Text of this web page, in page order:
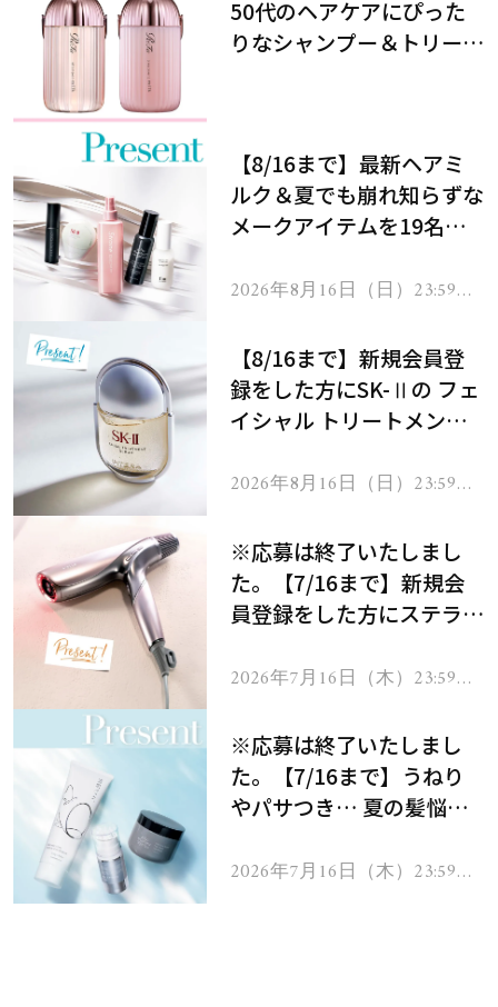
50代のヘアケアにぴった
りなシャンプー＆トリート
【8/16まで】最新ヘアミ
ルク＆夏でも崩れ知らずな
メークアイテムを19名様
2026年8月16日（日）23:59ま
【8/16まで】新規会員登
録をした方にSK-Ⅱの フェ
イシャル トリートメント
2026年8月16日（日）23:59ま
※応募は終了いたしまし
た。【7/16まで】新規会
員登録をした方にステラボ
ヘアドライヤー ジュエル
2026年7月16日（木）23:59ま
※応募は終了いたしまし
た。【7/16まで】うねり
やパサつき… 夏の髪悩み
ムを13名様にプレゼン
2026年7月16日（木）23:59ま